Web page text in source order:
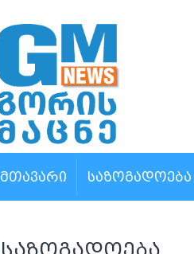
ᲛᲗᲐᲕᲐᲠᲘ ᲡᲐᲖᲝᲒᲐᲓᲝᲔᲑᲐ